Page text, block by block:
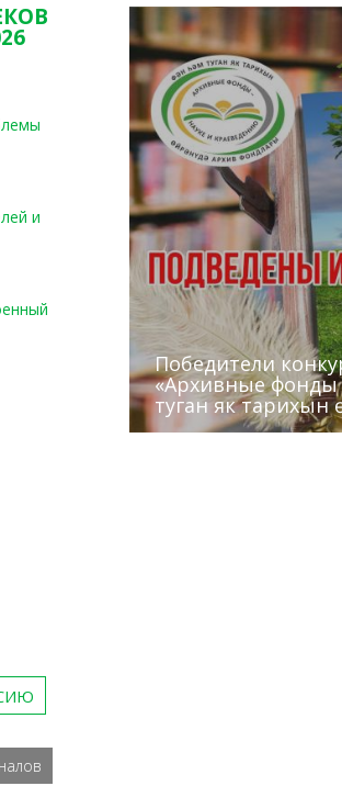
и
Победители
«Архивные фонды
туган як тарихын
Архивисты
Госархива
Сотрудники
Эхо веков»
(КХТИ)
«Мир архивов